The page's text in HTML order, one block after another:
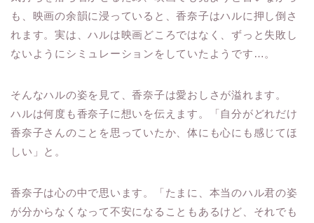
も、映画の余韻に浸っていると、香奈子はハルに押し倒さ
れます。実は、ハルは映画どころではなく、ずっと失敗し
ないようにシミュレーションをしていたようです…。
そんなハルの姿を見て、香奈子は愛おしさが溢れます。
ハルは何度も香奈子に想いを伝えます。「自分がどれだけ
香奈子さんのことを思っていたか、体にも心にも感じてほ
しい」と。
香奈子は心の中で思います。「たまに、本当のハル君の姿
が分からなくなって不安になることもあるけど、それでも